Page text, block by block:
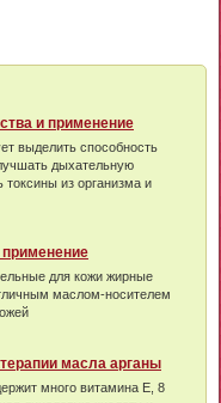
и применение
выделить способность
дыхательную
из организма и
применение
для кожи жирные
маслом-носителем
масла арганы
много витамина Е, 8